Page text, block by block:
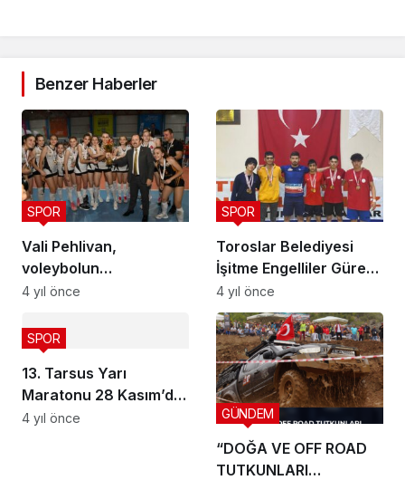
Benzer Haberler
Vali Pehlivan,
voleybolun
şampiyonlarına
SPOR
4 yıl önce
Toroslar Belediyesi
İşitme Engelliler Güreş
Takımı, Türkiye
şampiyonu oldu
SPOR
4 yıl önce
13. Tarsus Yarı
Maratonu 28 Kasım’da
koşulacak
SPOR
4 yıl önce
“DOĞA VE OFF ROAD
TUTKUNLARI
GÜNDEM